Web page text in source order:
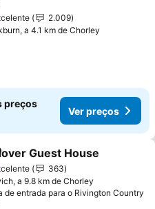
2.009
a 4.1 km de Chorley
preços
Ver preços
aos favoritos
Guest House
363
a 9.8 km de Chorley
de entrada para o Rivington Country